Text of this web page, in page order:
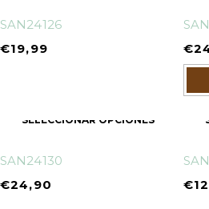
SAN24126
€19,99
€
SELECCIONAR OPCIONES
SAN24130
€24,90
€